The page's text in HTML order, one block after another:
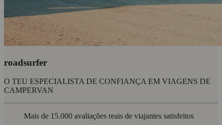
roadsurfer
O TEU ESPECIALISTA DE CONFIANÇA EM VIAGENS DE
CAMPERVAN
Mais de 15.000 avaliações reais de viajantes satisfeitos